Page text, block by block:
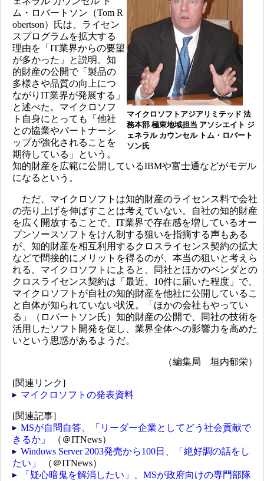
マイクロソフトアジアリミテッド 法
務本部 極東地域担当 アソシエイト ジ
ェネラル カウンセル トム・ロバート
ソン氏
ム・ロバートソン（Tom R
obertson）氏は、ライセン
スプログラムを拡大する
理由を「IT業界からの要望
が多かった」と説明。知
的財産の公開で「製品の
多様さや品質の向上につ
ながりIT業界が発展する」
と述べた。マイクロソフ
ト自身にとっても「他社
との協業やパートナーシ
ップが強化されることを
期待している」という。
知的財産を広範に公開しているIBMや富士通などがモデル
になるという。
ただ、マイクロソフトは知的財産のライセンス料で会社
の売り上げを伸ばすことは考えていない。自社の知的財産
を広く開放することで、IT業界で存在感を増しているオー
プンソースソフトをけん制する狙いを指摘する声もある
が、知的財産を相互利用するクロスライセンス契約の拡大
などで間接的にメリットを得るのが、本当の狙いと考えら
れる。マイクロソフトによると、同社とほかのベンダとの
クロスライセンス契約は「最近、10件に届いた程度」で、
マイクロソフトが自社の知的財産を他社に公開しているこ
と自体が知られていない状況。「ほかの会社もやってい
る」（ロバートソン氏）知的財産の公開で、同社の技術を
活用したソフト開発を促し、業界全体への影響力を高めた
いという思惑があるようだ。
（編集局 垣内郁栄）
[関連リンク]
マイクロソフトの発表資料
[関連記事]
MSが自問自答、「リーダー企業としてどう社会貢献で
きるか」
（＠ITNews）
Windows Server 2003発売から100日、「絶好調の話をし
たい」
（＠ITNews）
「疑心暗鬼を解消したい」、MSが政府向けの専門部隊